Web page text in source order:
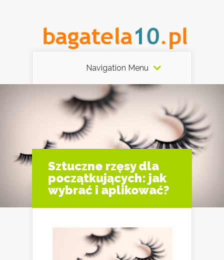
Navigation Menu
Sztuczne rzęsy dla
początkujących: jak
wybrać i aplikować?